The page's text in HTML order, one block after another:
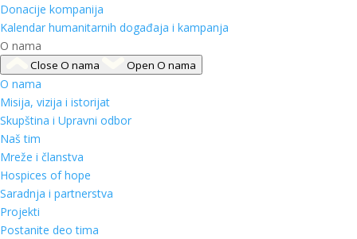
Donacije kompanija
Kalendar humanitarnih događaja i kampanja
O nama
Close O nama Open O nama
O nama
Misija, vizija i istorijat
Skupština i Upravni odbor
Naš tim
Mreže i članstva
Hospices of hope
Saradnja i partnerstva
Projekti
Postanite deo tima